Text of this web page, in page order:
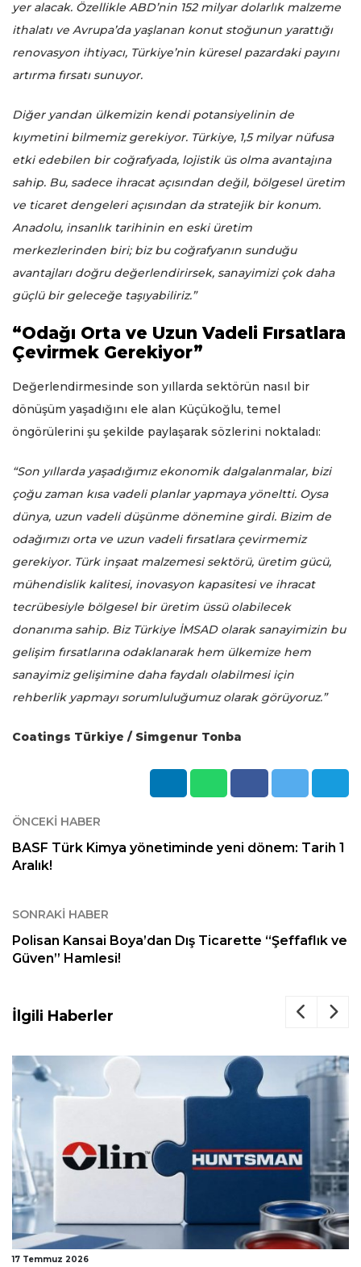
yer alacak. Özellikle ABD’nin 152 milyar dolarlık malzeme
ithalatı ve Avrupa’da yaşlanan konut stoğunun yarattığı
renovasyon ihtiyacı, Türkiye’nin küresel pazardaki payını
artırma fırsatı sunuyor.
Diğer yandan ülkemizin kendi potansiyelinin de
kıymetini bilmemiz gerekiyor. Türkiye, 1,5 milyar nüfusa
etki edebilen bir coğrafyada, lojistik üs olma avantajına
sahip. Bu, sadece ihracat açısından değil, bölgesel üretim
ve ticaret dengeleri açısından da stratejik bir konum.
Anadolu, insanlık tarihinin en eski üretim
merkezlerinden biri; biz bu coğrafyanın sunduğu
avantajları doğru değerlendirirsek, sanayimizi çok daha
güçlü bir geleceğe taşıyabiliriz.”
“Odağı Orta ve Uzun Vadeli Fırsatlara
Çevirmek Gerekiyor”
Değerlendirmesinde son yıllarda sektörün nasıl bir
dönüşüm yaşadığını ele alan Küçükoğlu, temel
öngörülerini şu şekilde paylaşarak sözlerini noktaladı:
“Son yıllarda yaşadığımız ekonomik dalgalanmalar, bizi
çoğu zaman kısa vadeli planlar yapmaya yöneltti. Oysa
dünya, uzun vadeli düşünme dönemine girdi. Bizim de
odağımızı orta ve uzun vadeli fırsatlara çevirmemiz
gerekiyor. Türk inşaat malzemesi sektörü, üretim gücü,
mühendislik kalitesi, inovasyon kapasitesi ve ihracat
tecrübesiyle bölgesel bir üretim üssü olabilecek
donanıma sahip. Biz Türkiye İMSAD olarak sanayimizin bu
gelişim fırsatlarına odaklanarak hem ülkemize hem
sanayimiz gelişimine daha faydalı olabilmesi için
rehberlik yapmayı sorumluluğumuz olarak görüyoruz.”
Coatings Türkiye / Simgenur Tonba
ÖNCEKI HABER
BASF Türk Kimya yönetiminde yeni dönem: Tarih 1
Aralık!
SONRAKI HABER
Polisan Kansai Boya’dan Dış Ticarette “Şeffaflık ve
Güven” Hamlesi!
İlgili Haberler
17 Temmuz 2026